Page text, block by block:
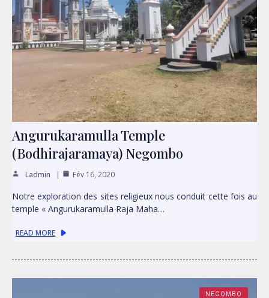
Angurukaramulla Temple
(Bodhirajaramaya) Negombo
Ladmin Fév 16, 2020
Notre exploration des sites religieux nous conduit cette fois au
temple « Angurukaramulla Raja Maha…
READ MORE
NEGOMBO